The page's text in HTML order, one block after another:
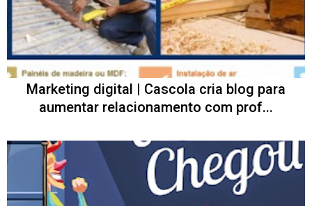
Marketing digital | Cascola cria blog para
aumentar relacionamento com prof...